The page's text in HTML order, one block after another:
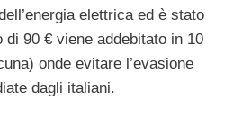
elettrica ed è stato
di 90 € viene addebitato in 10
onde evitare l’evasione
dagli italiani.